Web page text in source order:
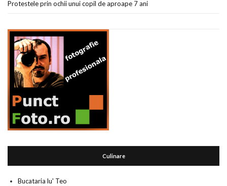
Protestele prin ochii unui copil de aproape 7 ani
Culinare
Bucataria lu' Teo